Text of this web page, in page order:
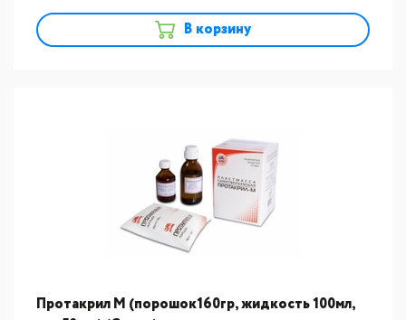
В корзину
Протакрил М (порошок160гр, жидкость 100мл,